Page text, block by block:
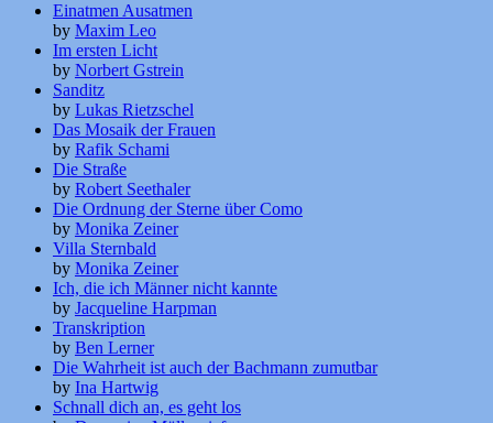
Einatmen Ausatmen
by Maxim Leo
Im ersten Licht
by Norbert Gstrein
Sanditz
by Lukas Rietzschel
Das Mosaik der Frauen
by Rafik Schami
Die Straße
by Robert Seethaler
Die Ordnung der Sterne über Como
by Monika Zeiner
Villa Sternbald
by Monika Zeiner
Ich, die ich Männer nicht kannte
by Jacqueline Harpman
Transkription
by Ben Lerner
Die Wahrheit ist auch der Bachmann zumutbar
by Ina Hartwig
Schnall dich an, es geht los